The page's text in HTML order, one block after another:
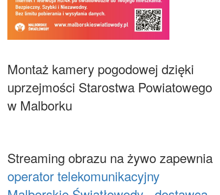
Montaż kamery pogodowej dzięki
uprzejmości Starostwa Powiatowego
w Malborku
Streaming obrazu na żywo zapewnia
operator telekomunikacyjny